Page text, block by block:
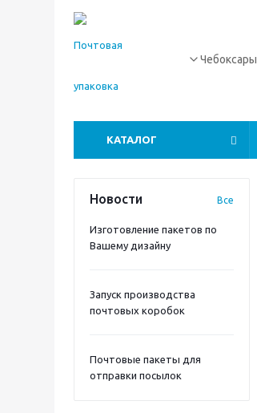
Чебоксары
КАТАЛОГ
Новости Все
Изготовление пакетов по
Вашему дизайну
Запуск производства
почтовых коробок
Почтовые пакеты для
отправки посылок